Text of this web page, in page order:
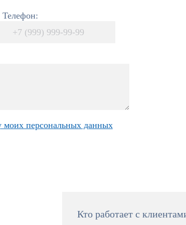
Телефон:
моих персональных данных
Кто работает с